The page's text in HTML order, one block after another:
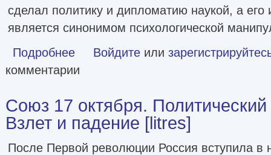
сделал политику и дипломатию наукой, а его
является синонимом психологической
Подробнее о Государь. О том, как надлежит поступать с людьми
Войдите или
комментарии
Союз 17 октября.
Взлет и падение [litres]
После Первой революции Россия вступила в